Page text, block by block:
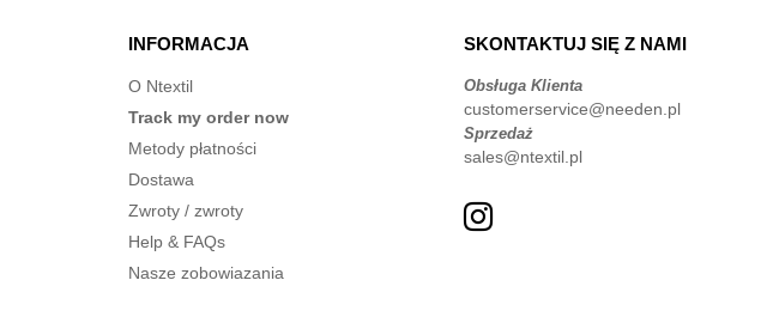
INFORMACJA
O Ntextil
Track my order now
Metody płatności
Dostawa
Zwroty / zwroty
Help & FAQs
Nasze zobowiazania
SKONTAKTUJ SIĘ Z NAMI
Obsługa Klienta
customerservice@needen.pl
Sprzedaż
sales@ntextil.pl